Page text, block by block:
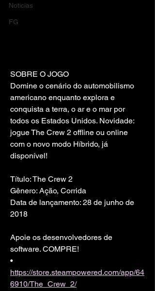
Noticias
FG
SOBRE O JOGO
Domine o cenário do automobilismo
americano enquanto explora e
conquista a terra, o ar e o mar por
todos os Estados Unidos. Novidade:
jogue The Crew 2 offline ou online
com o novo modo Híbrido, já
disponível!
Título: The Crew 2
Gênero: Ação, Corrida
Data de lançamento: 28 de junho de
2018
Apoie os desenvolvedores de
software. COMPRE!
•
https://store.steampowered.com/app/64
6910/The_Crew_2/